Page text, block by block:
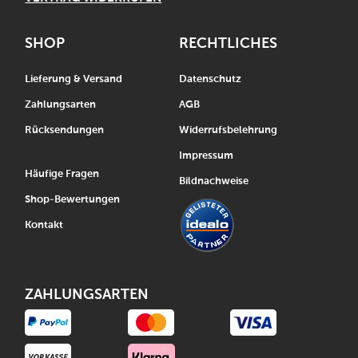
SHOP
Lieferung & Versand
Zahlungsarten
Rücksendungen
Häufige Fragen
Shop-Bewertungen
Kontakt
RECHTLICHES
Datenschutz
AGB
Widerrufsbelehrung
Impressum
Bildnachweise
ZAHLUNGSARTEN